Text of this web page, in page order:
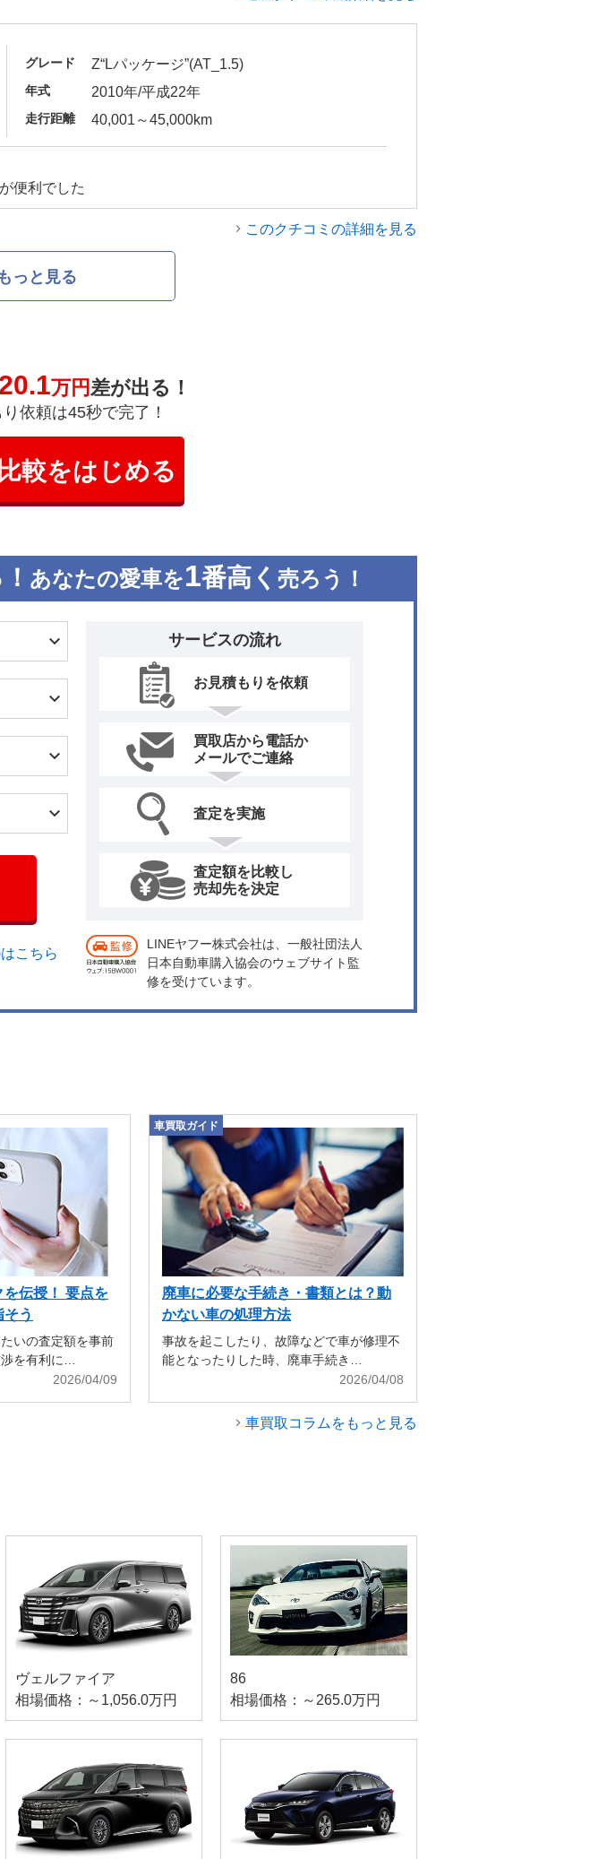
グレード Z“Lパッケージ”(AT_1.5)
年式 2010年/平成22年
走行距離 40,001～45,000km
便利でした
このクチコミの詳細を見る
っと見る
20.1万円差が出る！
依頼は45秒で完了！
較をはじめる
あなたの愛車を1番高く 売ろう！
こちら
サービスの流れ
お見積もりを依頼
買取店から電話か
メールでご連絡
査定を実施
査定額を比較し
売却先を決定
LINEヤフー株式会社は、一般社団法人
日本自動車購入協会のウェブサイト監
修を受けています。
伝授！ 要点を
う
いの査定額を事前
を有利に…
2026/04/09
車買取ガイド
廃車に必要な手続き・書類とは？動
かない車の処理方法
事故を起こしたり、故障などで車が修理不
能となったりした時、廃車手続き…
2026/04/08
車買取コラムをもっと見る
ヴェルファイア
相場価格：～1,056.0万円
86
相場価格：～265.0万円